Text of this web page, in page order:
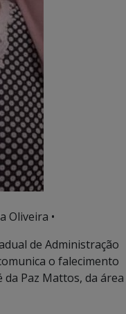
Oliveira •
de Administração
o falecimento
Paz Mattos, da área